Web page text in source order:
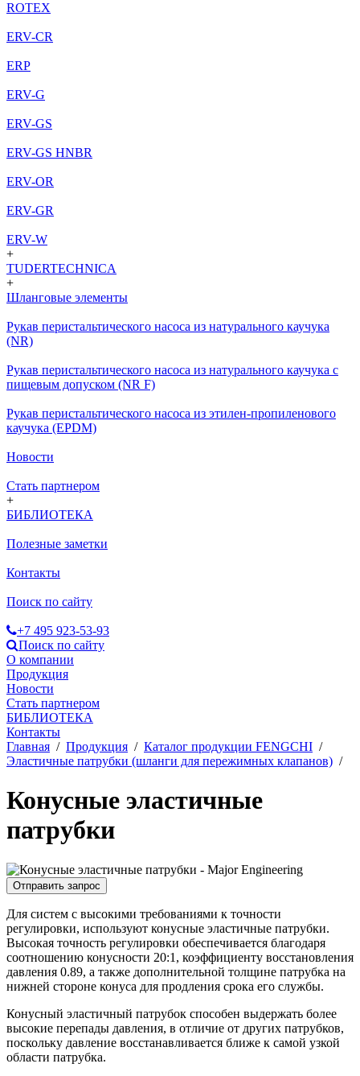
ROTEX
ERV-CR
ERP
ERV-G
ERV-GS
ERV-GS HNBR
ERV-OR
ERV-GR
ERV-W
+
TUDERTECHNICA
+
Шланговые элементы
Рукав перистальтического насоса из натурального каучука
(NR)
Рукав перистальтического насоса из натурального каучука с
пищевым допуском (NR F)
Рукав перистальтического насоса из этилен-пропиленового
каучука (EPDM)
Новости
Стать партнером
+
БИБЛИОТЕКА
Полезные заметки
Контакты
Поиск по сайту
+7 495 923-53-93
Поиск по сайту
О компании
Продукция
Новости
Стать партнером
БИБЛИОТЕКА
Контакты
Главная / Продукция / Каталог продукции FENGCHI /
Эластичные патрубки (шланги для пережимных клапанов) /
Конусные эластичные
патрубки
Отправить запрос
Для систем с высокими требованиями к точности
регулировки, используют конусные эластичные патрубки.
Высокая точность регулировки обеспечивается благодаря
соотношению конусности 20:1, коэффициенту восстановления
давления 0.89, а также дополнительной толщине патрубка на
нижней стороне конуса для продления срока его службы.
Конусный эластичный патрубок способен выдержать более
высокие перепады давления, в отличие от других патрубков,
поскольку давление восстанавливается ближе к самой узкой
области патрубка.